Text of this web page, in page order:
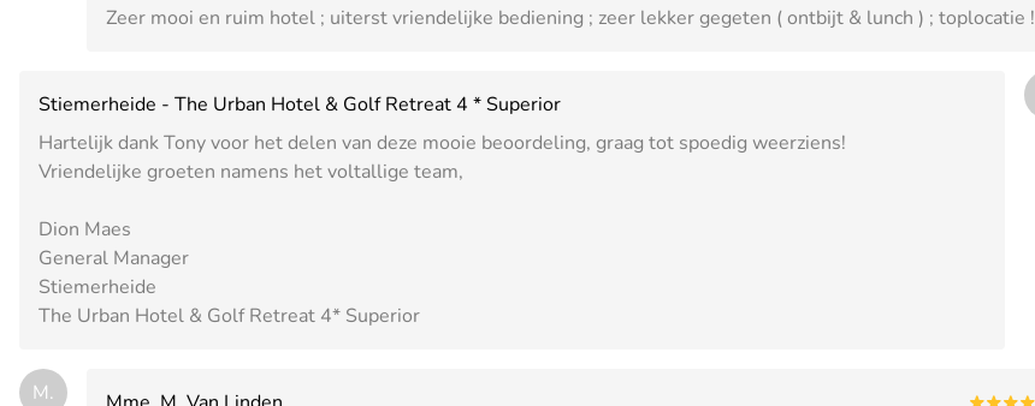
Zeer mooi en ruim hotel ; uiterst vriendelijke bediening ; zeer lekker gegeten ( ontbijt & lunch ) ; toplocatie !
Stiemerheide - The Urban Hotel & Golf Retreat 4 * Superior
Hartelijk dank Tony voor het delen van deze mooie beoordeling, graag tot spoedig weerziens!
Vriendelijke groeten namens het voltallige team,
Dion Maes
General Manager
Stiemerheide
The Urban Hotel & Golf Retreat 4* Superior
M.